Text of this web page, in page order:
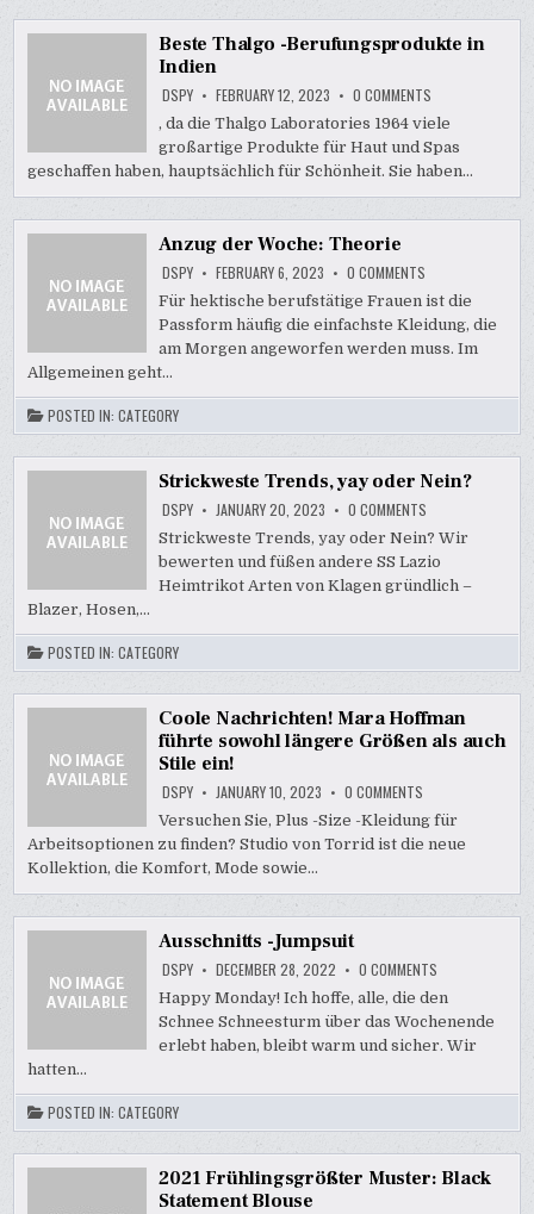
Beste Thalgo -Berufungsprodukte in
Indien
DSPY FEBRUARY 12, 2023 0 COMMENTS
THALGO
IN
INDIEN
, da die Thalgo Laboratories 1964 viele
großartige Produkte für Haut und Spas
geschaffen haben, hauptsächlich für Schönheit. Sie haben…
Anzug der Woche: Theorie
DSPY FEBRUARY 6, 2023 0 COMMENTS
DER
WOCHE:
THEORIE
Für hektische berufstätige Frauen ist die
Passform häufig die einfachste Kleidung, die
am Morgen angeworfen werden muss. Im
Allgemeinen geht…
POSTED IN:CATEGORY
Strickweste Trends, yay oder Nein?
DSPY JANUARY 20, 2023 0 COMMENTS
TRENDS,
YAY
ODER
NEIN?
Strickweste Trends, yay oder Nein? Wir
bewerten und füßen andere SS Lazio
Heimtrikot Arten von Klagen gründlich –
Blazer, Hosen,…
POSTED IN:CATEGORY
Coole Nachrichten! Mara Hoffman
führte sowohl längere Größen als auch
Stile ein!
DSPY JANUARY 10, 2023 0 COMMENTS
NACHRICHTEN!
MARA
HOFFMAN
LÄNGERE
LS A
IN!
Versuchen Sie, Plus -Size -Kleidung für
Arbeitsoptionen zu finden? Studio von Torrid ist die neue
Kollektion, die Komfort, Mode sowie…
Ausschnitts -Jumpsuit
DSPY DECEMBER 28, 2022 0 COMMENTS
-
JUMPSUIT
Happy Monday! Ich hoffe, alle, die den
Schnee Schneesturm über das Wochenende
erlebt haben, bleibt warm und sicher. Wir
hatten…
POSTED IN:CATEGORY
2021 Frühlingsgrößter Muster: Black
Statement Blouse